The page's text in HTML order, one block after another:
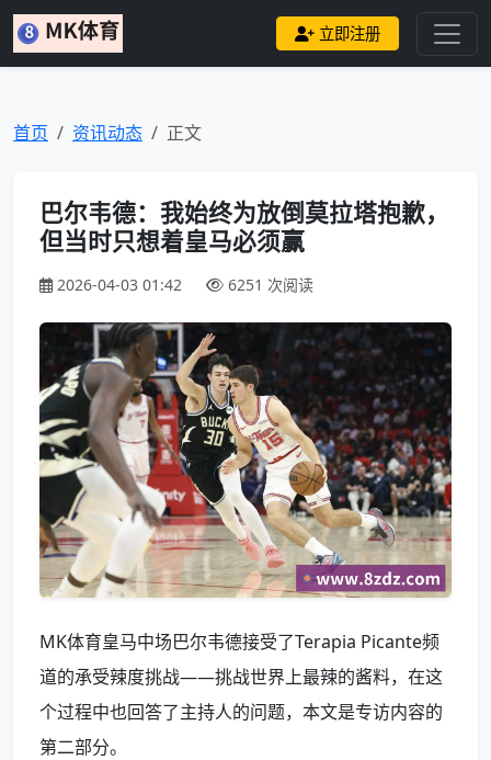
立即注册
首页 资讯动态 正文
巴尔韦德：我始终为放倒莫拉塔抱歉，
但当时只想着皇马必须赢
2026-04-03 01:42 6251 次阅读
MK体育皇马中场巴尔韦德接受了Terapia Picante频
道的承受辣度挑战——挑战世界上最辣的酱料，在这
个过程中也回答了主持人的问题，本文是专访内容的
第二部分。